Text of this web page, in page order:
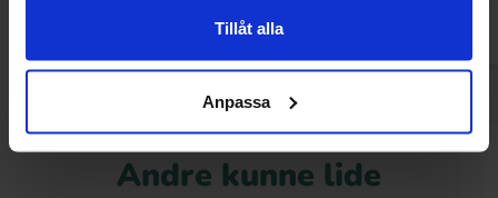
Tillåt alla
Anpassa
Andre kunne lide